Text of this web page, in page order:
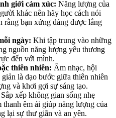
giới cảm xúc: Năng lượng của
khác nên hãy học cách nói
rằng bạn xứng đáng được lắng
ngày: Khi tập trung vào những
nguồn năng lượng yêu thương
đến với mình.
thiên nhiên: Âm nhạc, hội
là dạo bước giữa thiên nhiên
và khơi gợi sự sáng tạo.
Sắp xếp không gian sống nhẹ
thanh êm ái giúp năng lượng của
lại sự thư giãn và an yên.